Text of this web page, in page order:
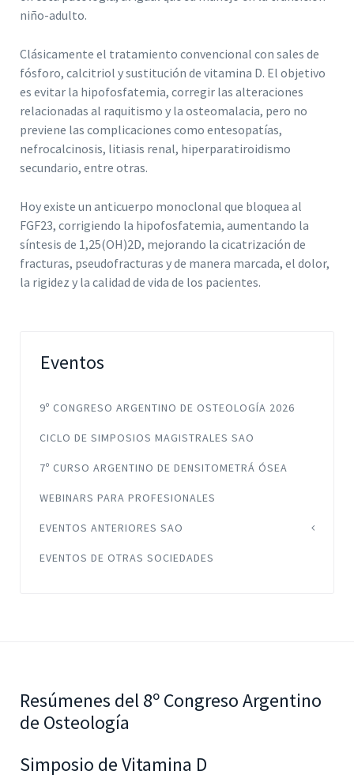
niño-adulto.
Clásicamente el tratamiento convencional con sales de
fósforo, calcitriol y sustitución de vitamina D. El objetivo
es evitar la hipofosfatemia, corregir las alteraciones
relacionadas al raquitismo y la osteomalacia, pero no
previene las complicaciones como entesopatías,
nefrocalcinosis, litiasis renal, hiperparatiroidismo
secundario, entre otras.
Hoy existe un anticuerpo monoclonal que bloquea al
FGF23, corrigiendo la hipofosfatemia, aumentando la
síntesis de 1,25(OH)2D, mejorando la cicatrización de
fracturas, pseudofracturas y de manera marcada, el dolor,
la rigidez y la calidad de vida de los pacientes.
Eventos
9º CONGRESO ARGENTINO DE OSTEOLOGÍA 2026
CICLO DE SIMPOSIOS MAGISTRALES SAO
7º CURSO ARGENTINO DE DENSITOMETRÁ ÓSEA
WEBINARS PARA PROFESIONALES
EVENTOS ANTERIORES SAO
EVENTOS DE OTRAS SOCIEDADES
Resúmenes del 8º Congreso Argentino
de Osteología
Simposio de Vitamina D